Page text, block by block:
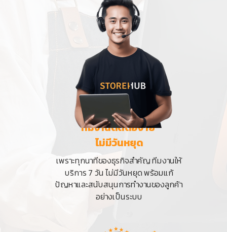
ทีมงานติดต่อง่าย
ไม่มีวันหยุด
เพราะทุกนาทีของธุรกิจสำคัญ ทีมงานให้
บริการ 7 วัน ไม่มีวันหยุด พร้อมแก้
ปัญหาและสนับสนุนการทำงานของลูกค้า
อย่างเป็นระบบ